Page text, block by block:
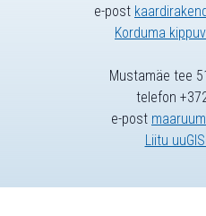
e-post
Korduma
Mustamäe tee
telefon
e-post
Liitu